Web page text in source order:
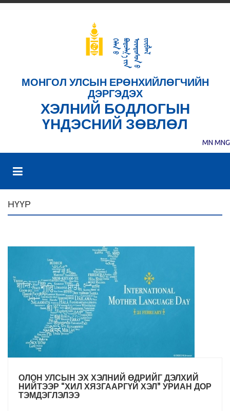
МОНГОЛ УЛСЫН ЕРӨНХИЙЛӨГЧИЙН
ДЭРГЭДЭХ
ХЭЛНИЙ БОДЛОГЫН
ҮНДЭСНИЙ ЗӨВЛӨЛ
MN MNG
НҮҮР
ОЛОН УЛСЫН ЭХ ХЭЛНИЙ ӨДРИЙГ ДЭЛХИЙ
НИЙТЭЭР “ХИЛ ХЯЗГААРГҮЙ ХЭЛ” УРИАН ДОР
ТЭМДЭГЛЭЛЭЭ